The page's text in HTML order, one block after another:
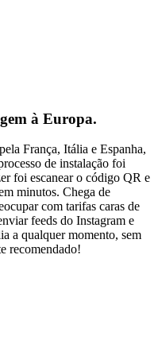
à Europa.
França, Itália e Espanha,
de instalação foi
foi escanear o código QR e
minutos. Chega de
com tarifas caras de
feeds do Instagram e
a qualquer momento, sem
recomendado!